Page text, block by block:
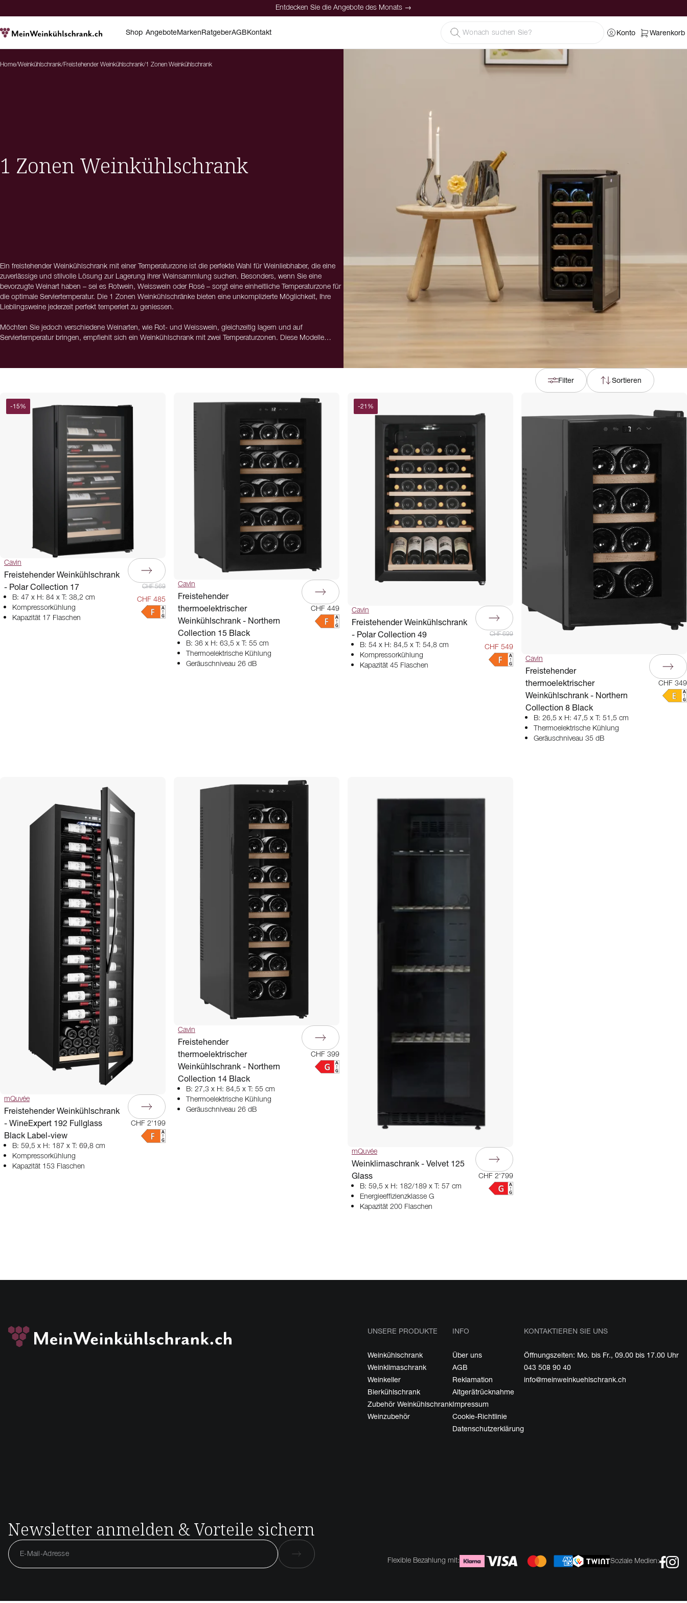
Entdecken Sie die Angebote des Monats →
Shop AngeboteMarkenRatgeberAGBKontakt Konto Warenkorb
Home/Weinkühlschrank/Freistehender Weinkühlschrank/1 Zonen Weinkühlschrank
1 Zonen Weinkühlschrank
Ein freistehender Weinkühlschrank mit einer Temperaturzone ist die perfekte Wahl für Weinliebhaber, die eine
zuverlässige und stilvolle Lösung zur Lagerung ihrer Weinsammlung suchen. Besonders, wenn Sie eine
bevorzugte Weinart haben – sei es Rotwein, Weisswein oder Rosé – sorgt eine einheitliche Temperaturzone für
die optimale Serviertemperatur. Die 1 Zonen Weinkühlschränke bieten eine unkomplizierte Möglichkeit, Ihre
Lieblingsweine jederzeit perfekt temperiert zu geniessen.
Möchten Sie jedoch verschiedene Weinarten, wie Rot- und Weisswein, gleichzeitig lagern und auf
Serviertemperatur bringen, empfiehlt sich ein Weinkühlschrank mit zwei Temperaturzonen. Diese Modelle
perfekt temperiert und genussbereit.
Filter Sortieren
-15%
Cavin
Freistehender Weinkühlschrank
- Polar Collection 17
B: 47 x H: 84 x T: 38,2 cm
Kompressorkühlung
Kapazität 17 Flaschen
CHF 569
CHF 485
Cavin
Freistehender
thermoelektrischer
Weinkühlschrank - Northern
Collection 15 Black
B: 36 x H: 63,5 x T: 55 cm
Thermoelektrische Kühlung
Geräuschniveau 26 dB
CHF 449
-21 %
Cavin
Freistehender Weinkühlschrank
- Polar Collection 49
B: 54 x H: 84,5 x T: 54,8 cm
Kompressorkühlung
Kapazität 45 Flaschen
CHF 699
CHF 549
Cavin
Freistehender
thermoelektrischer
Weinkühlschrank - Northern
Collection 8 Black
B: 26,5 x H: 47,5 x T: 51,5 cm
Thermoelektrische Kühlung
Geräuschniveau 35 dB
CHF 349
mQuvée
Freistehender Weinkühlschrank
- WineExpert 192 Fullglass
Black Label-view
B: 59,5 x H: 187 x T: 69,8 cm
Kompressorkühlung
Kapazität 153 Flaschen
CHF 2'199
Cavin
Freistehender
thermoelektrischer
Weinkühlschrank - Northern
Collection 14 Black
B: 27,3 x H: 84,5 x T: 55 cm
Thermoelektrische Kühlung
Geräuschniveau 26 dB
CHF 399
mQuvée
Weinklimaschrank - Velvet 125
Glass
B: 59,5 x H: 182/189 x T: 57 cm
Energieeffizienzklasse G
Kapazität 200 Flaschen
CHF 2'799
UNSERE PRODUKTE
Weinkühlschrank
Weinklimaschrank
Weinkeller
Bierkühlschrank
Zubehör Weinkühlschrank
Weinzubehör
INFO
Über uns
AGB
Reklamation
Altgerätrücknahme
Impressum
Cookie-Richtlinie
Datenschutzerklärung
KONTAKTIEREN SIE UNS
Öffnungszeiten: Mo. bis Fr., 09.00 bis 17.00 Uhr
043 508 90 40
info@meinweinkuehlschrank.ch
Newsletter anmelden & Vorteile sichern
Flexible Bezahlung mit: Soziale Medien: